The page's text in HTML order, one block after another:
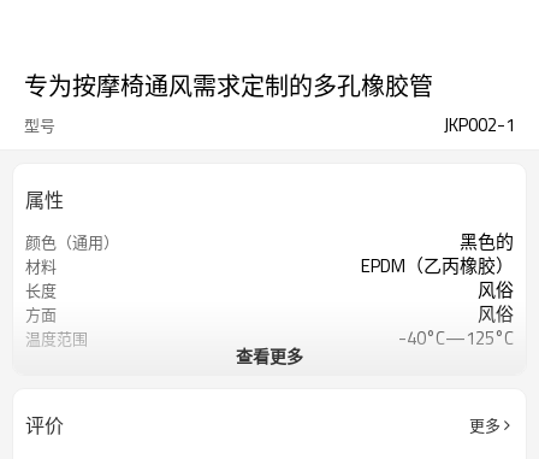
专为按摩椅通风需求定制的多孔橡胶管
型号 JKP002-1
属性
颜色（通用） 黑色的
材料 EPDM（乙丙橡胶）
长度 风俗
方面 风俗
温度范围 -40°C—125°C
断裂伸长
查看更多
评价 更多